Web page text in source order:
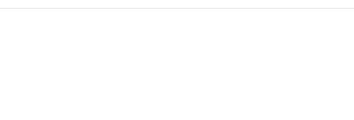
Цвет
матовое золото